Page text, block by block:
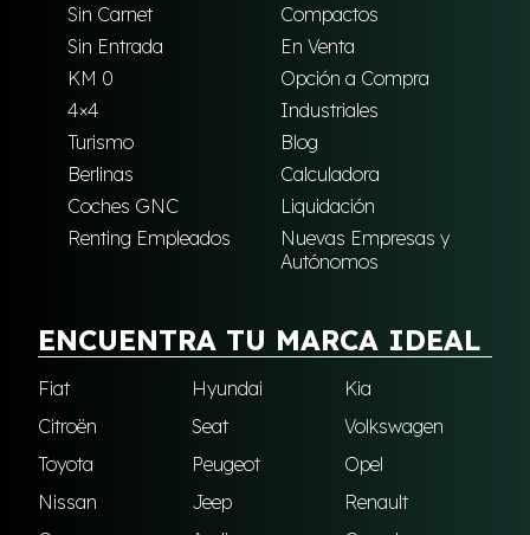
Sin Carnet
Compactos
Sin Entrada
En Venta
KM 0
Opción a Compra
4×4
Industriales
Turismo
Blog
Berlinas
Calculadora
Coches GNC
Liquidación
Renting Empleados
Nuevas Empresas y
Autónomos
ENCUENTRA TU MARCA IDEAL
Fiat Hyundai
Kia
Citroën
Seat
Volkswagen
Toyota
Peugeot
Opel
Nissan
Jeep
Renault